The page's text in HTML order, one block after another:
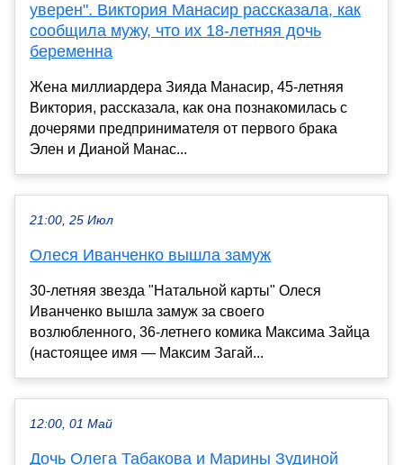
уверен". Виктория Манасир рассказала, как
сообщила мужу, что их 18-летняя дочь
беременна
Жена миллиардера Зияда Манасир, 45-летняя
Виктория, рассказала, как она познакомилась с
дочерями предпринимателя от первого брака
Элен и Дианой Манас...
21:00, 25 Июл
Олеся Иванченко вышла замуж
30-летняя звезда "Натальной карты" Олеся
Иванченко вышла замуж за своего
возлюбленного, 36-летнего комика Максима Зайца
(настоящее имя — Максим Загай...
12:00, 01 Май
Дочь Олега Табакова и Марины Зудиной